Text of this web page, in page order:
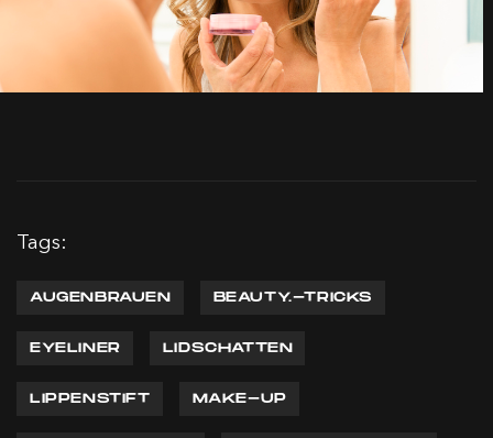
Tags:
AUGENBRAUEN BEAUTY.-TRICKS
EYELINER LIDSCHATTEN
LIPPENSTIFT MAKE-UP